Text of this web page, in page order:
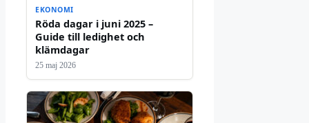
EKONOMI
Röda dagar i juni 2025 –
Guide till ledighet och
klämdagar
25 maj 2026